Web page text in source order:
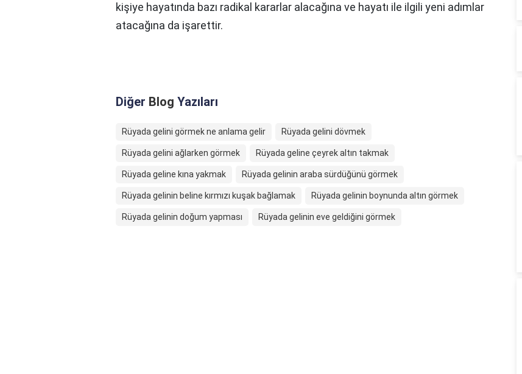
kişiye hayatında bazı radikal kararlar alacağına ve hayatı ile ilgili yeni adımlar
atacağına da işarettir.
Diğer Blog Yazıları
Rüyada gelini görmek ne anlama gelir Rüyada gelini dövmek
Rüyada gelini ağlarken görmek Rüyada geline çeyrek altın takmak
Rüyada geline kına yakmak Rüyada gelinin araba sürdüğünü görmek
Rüyada gelinin beline kırmızı kuşak bağlamak Rüyada gelinin boynunda altın görmek
Rüyada gelinin doğum yapması Rüyada gelinin eve geldiğini görmek